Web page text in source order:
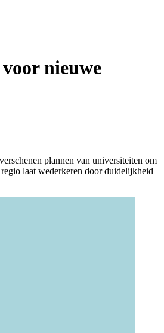
nieuwe
plannen van universiteiten om
laat wederkeren door duidelijkheid